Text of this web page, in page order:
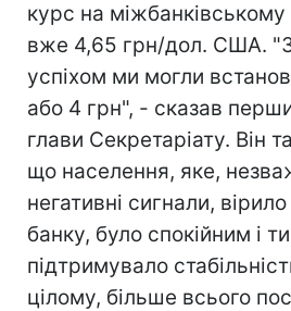
курс на
вже 4,65 грн/дол. США.
успіхом ми могли
або 4 грн", - сказав
глави Секретаріату. Він
що населення, яке,
негативні сигнали,
банку, було спокійним і
підтримувало
цілому, більше всього